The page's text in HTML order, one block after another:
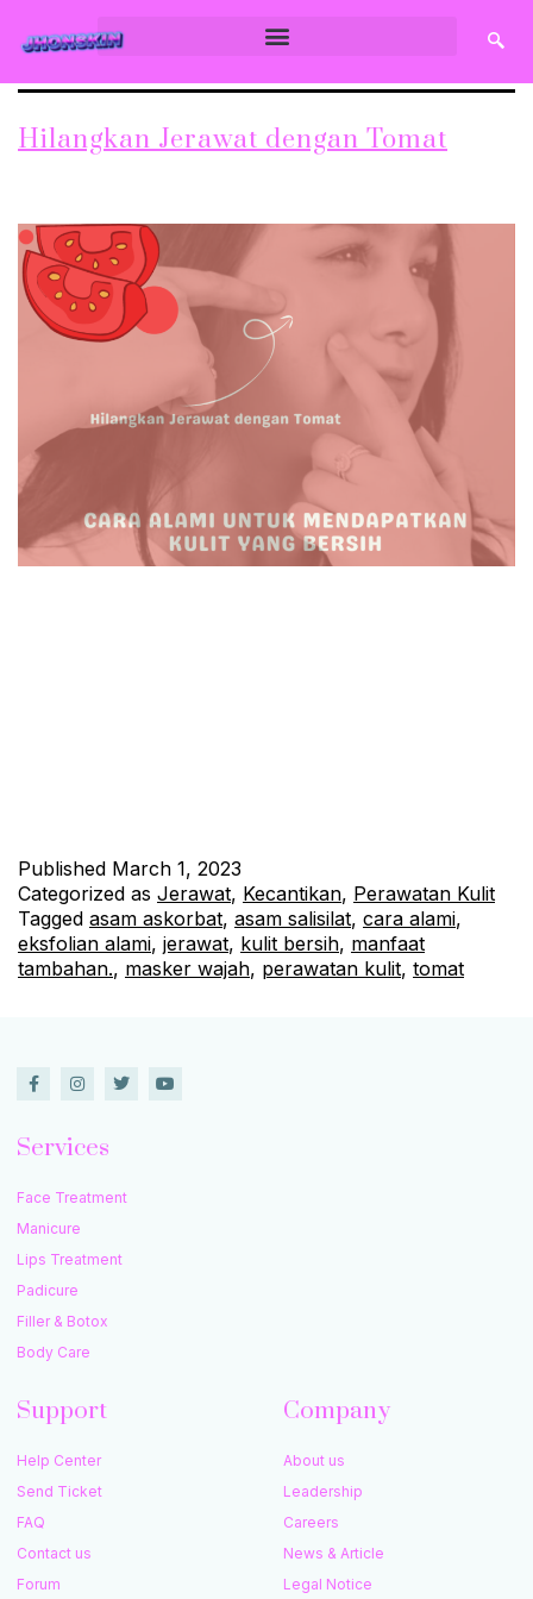
Hilangkan Jerawat dengan Tomat
Published March 1, 2023
Categorized as Jerawat, Kecantikan, Perawatan Kulit
Tagged asam askorbat, asam salisilat, cara alami,
eksfolian alami, jerawat, kulit bersih, manfaat
tambahan., masker wajah, perawatan kulit, tomat
Services
Face Treatment
Manicure
Lips Treatment
Padicure
Filler & Botox
Body Care
Support
Help Center
Send Ticket
FAQ
Contact us
Forum
Company
About us
Leadership
Careers
News & Article
Legal Notice